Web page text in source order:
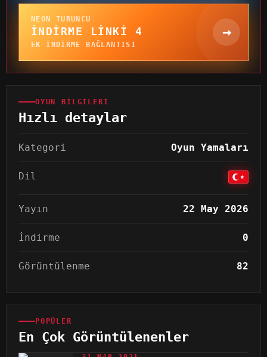
NEON TURUNCU
İNDIRME LINKI 4
EK INDIRME BAĞLANTISI
→
OYUN BILGILERI
Hızlı detaylar
Kategori Oyun Yamaları
Dil
Yayın 22 May 2026
İndirme 0
Görüntülenme 82
POPÜLER
En Çok Görüntülenenler